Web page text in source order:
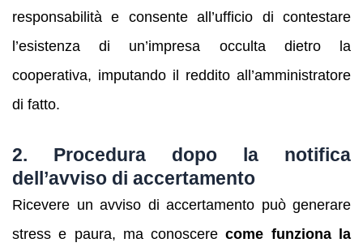
responsabilità e consente all’ufficio di contestare
l’esistenza di un’impresa occulta dietro la
cooperativa, imputando il reddito all’amministratore
di fatto.
2. Procedura dopo la notifica
dell’avviso di accertamento
Ricevere un avviso di accertamento può generare
stress e paura, ma conoscerecome funziona la